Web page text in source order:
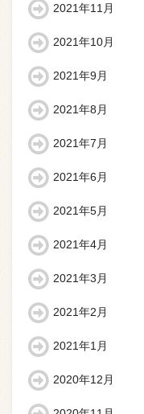
2021年11月
2021年10月
2021年9月
2021年8月
2021年7月
2021年6月
2021年5月
2021年4月
2021年3月
2021年2月
2021年1月
2020年12月